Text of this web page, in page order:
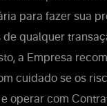
para fazer sua
qualquer
a Empresa
cuidado se os
operar com